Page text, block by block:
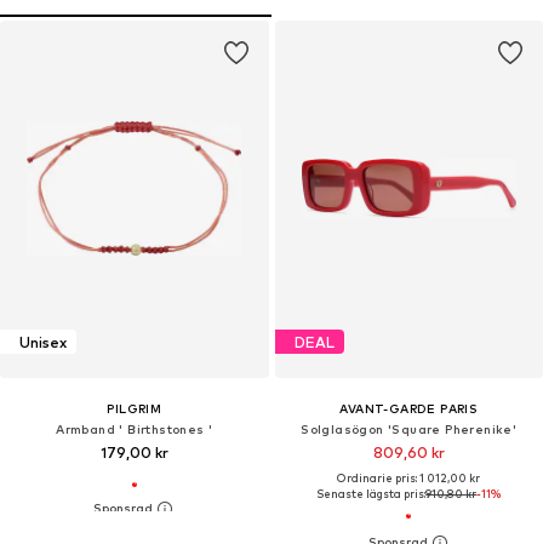
Unisex
PILGRIM
Armband ' Birthstones '
179,00 kr
DEAL
AVANT-GARDE PARIS
Solglasögon 'Square Pherenike'
809,60 kr
Ordinarie pris: 1 012,00 kr
Senaste lägsta pris:910,80 kr-11%